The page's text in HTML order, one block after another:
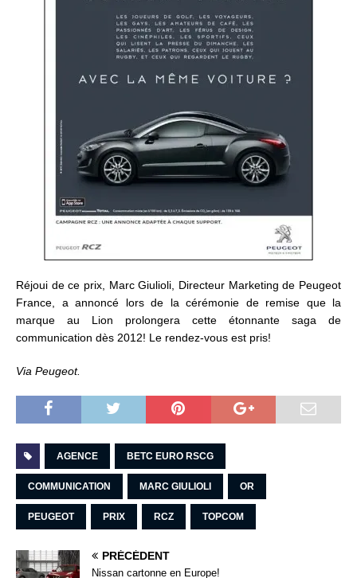
Réjoui de ce prix, Marc Giulioli, Directeur Marketing de Peugeot
France, a annoncé lors de la cérémonie de remise que la
marque au Lion prolongera cette étonnante saga de
communication dès 2012! Le rendez-vous est pris!
Via Peugeot.
AGENCE BETC EURO RSCG
COMMUNICATION MARC GIULIOLI OR
PEUGEOT PRIX RCZ TOPCOM
PRÉCÉDENT
Nissan cartonne en Europe!